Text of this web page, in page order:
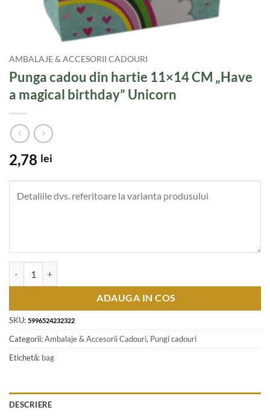
AMBALAJE & ACCESORII CADOURI
Punga cadou din hartie 11×14 CM „Have
a magical birthday” Unicorn
2,78 lei
ADAUGA IN COS
SKU: 5996524232322
Categorii:Ambalaje & Accesorii Cadouri, Pungi cadouri
Etichetă: bag
DESCRIERE